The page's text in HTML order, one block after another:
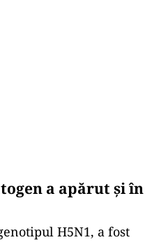
a apărut și în
H5N1, a fost